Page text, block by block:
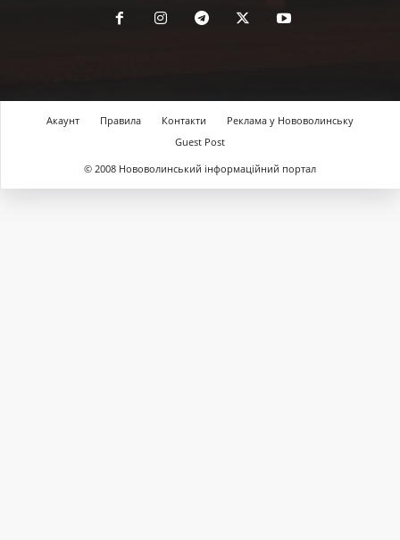
Акаунт Правила Контакти
Реклама у Нововолинську
Guest Post
© 2008 Нововолинський інформаційний портал